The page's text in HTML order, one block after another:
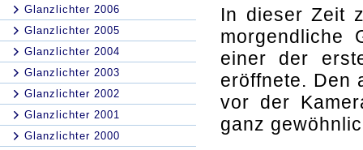
Glanzlichter 2006
Glanzlichter 2005
Glanzlichter 2004
Glanzlichter 2003
Glanzlichter 2002
Glanzlichter 2001
Glanzlichter 2000
In dieser Zeit
morgendliche
einer der
eröffnete. Den
vor der
ganz